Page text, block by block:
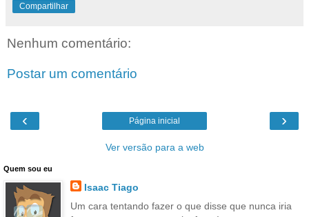
Compartilhar
Nenhum comentário:
Postar um comentário
‹ ›
Página inicial
Ver versão para a web
Quem sou eu
Isaac Tiago
Um cara tentando fazer o que disse que nunca iria